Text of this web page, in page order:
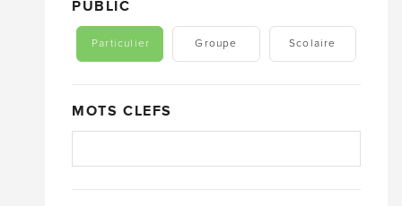
PUBLIC
Particulier Groupe Scolaire
MOTS CLEFS